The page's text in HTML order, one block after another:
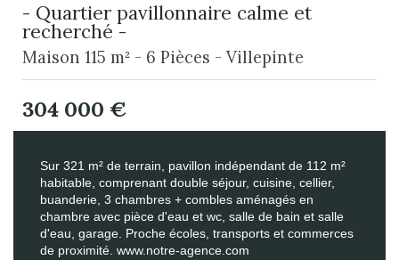
- Quartier pavillonnaire calme et
recherché -
Maison 115 m² - 6 Pièces - Villepinte
304 000 €
Sur 321 m² de terrain, pavillon indépendant de 112 m²
habitable, comprenant double séjour, cuisine, cellier,
buanderie, 3 chambres + combles aménagés en
chambre avec pièce d'eau et wc, salle de bain et salle
d'eau, garage. Proche écoles, transports et commerces
de proximité. www.notre-agence.com